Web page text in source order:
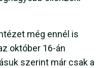
még ennél is
október 16-án
szerint már csak a